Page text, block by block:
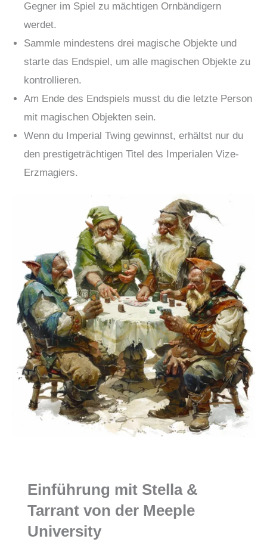
Gegner im Spiel zu mächtigen Ornbändigern
werdet.
Sammle mindestens drei magische Objekte und
starte das Endspiel, um alle magischen Objekte zu
kontrollieren.
Am Ende des Endspiels musst du die letzte Person
mit magischen Objekten sein.
Wenn du Imperial Twing gewinnst, erhältst nur du
den prestigeträchtigen Titel des Imperialen Vize-
Erzmagiers.
Einführung mit Stella &
Tarrant von der Meeple
University